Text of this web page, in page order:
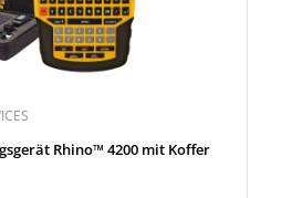
Rhino™ 4200 mit Koffer